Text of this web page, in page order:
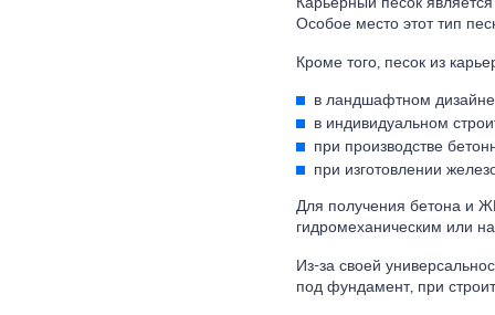
Карьерный песок
Особое место этот тип
Кроме того, песок из
в ландшафтном
в индивидуальном
при производстве
при изготовлении
Для получения бетона и
гидромеханическим или
Из-за своей
под фундамент, при